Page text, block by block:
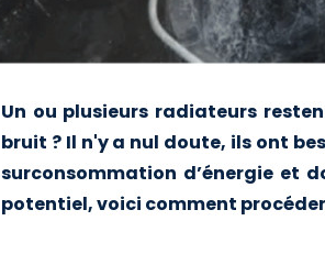
Un ou plusieurs radiateurs
bruit ? Il n'y a nul doute, ils ont
surconsommation d’énergie et
potentiel, voici comment